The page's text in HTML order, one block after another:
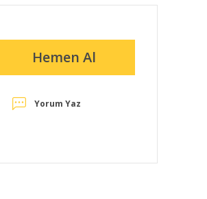
Hemen Al
Yorum Yaz